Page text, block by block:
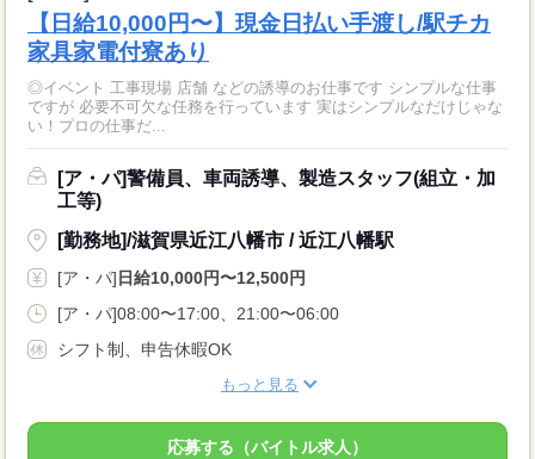
【日給10,000円〜】現金日払い手渡し/駅チカ
家具家電付寮あり
◎イベント 工事現場 店舗 などの誘導のお仕事です シンプルな仕事
ですが 必要不可欠な任務を行っています 実はシンプルなだけじゃな
い！プロの仕事だ...
[ア・パ]警備員、車両誘導、製造スタッフ(組立・加
工等)
[勤務地]/滋賀県近江八幡市 / 近江八幡駅
[ア・パ] 日給10,000円〜12,500円
[ア・パ]08:00〜17:00、21:00〜06:00
シフト制、申告休暇OK
もっと見る
応募する（バイトル求人）